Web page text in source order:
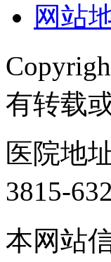
网站
有转载
医院地
3815-
本网站